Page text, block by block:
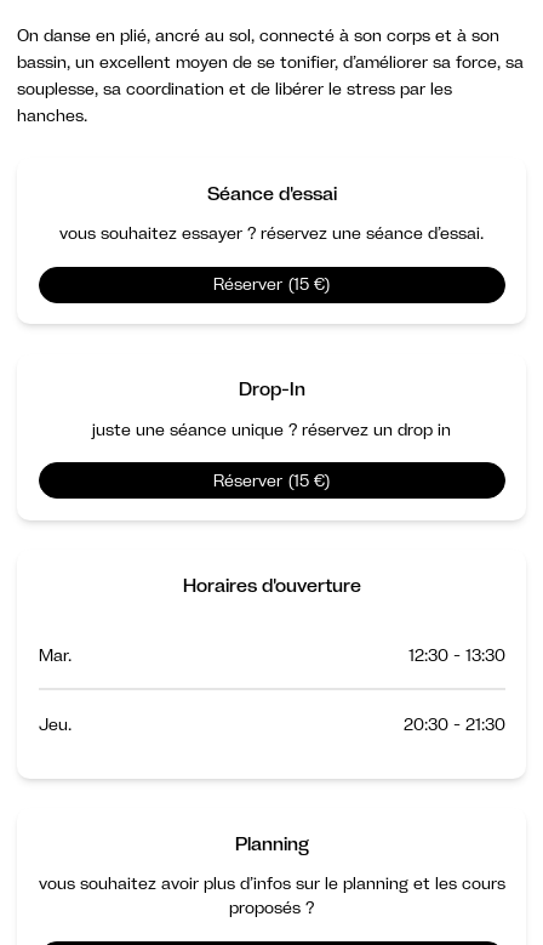
On danse en plié, ancré au sol, connecté à son corps et à son
bassin, un excellent moyen de se tonifier, d’améliorer sa force, sa
souplesse, sa coordination et de libérer le stress par les
hanches.
Séance d'essai
vous souhaitez essayer ? réservez une séance d’essai.
Réserver (15 €)
Drop-In
juste une séance unique ? réservez un drop in
Réserver (15 €)
Planning
vous souhaitez avoir plus d’infos sur le planning et les cours
proposés ?
Horaires d'ouverture
Mar. 12:30 - 13:30
Jeu. 20:30 - 21:30